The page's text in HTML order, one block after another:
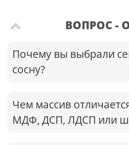
ВОПРОС -
Почему вы выбрали
сосну?
Чем массив
МДФ, ДСП, ЛДСП или